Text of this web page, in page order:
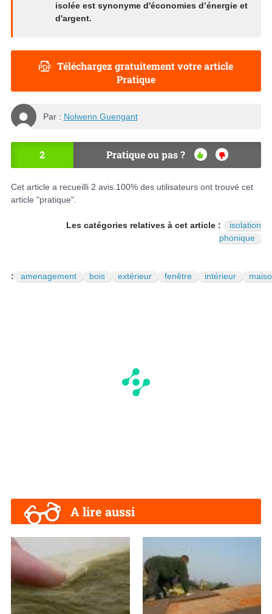
isolée est synonyme d'économies d’énergie et
d'argent.
Téléchargez gratuitement votre article
Pratique
Par : Nolwenn Guengant
2 Pratique ou pas ?
OU
NO
N
Cet article a recueilli 2 avis. 100% des utilisateurs ont trouvé cet
article "pratique".
Les catégories relatives à cet article :
isolation
phonique
: amenagement bois extérieur fenêtre intérieur
A lire aussi